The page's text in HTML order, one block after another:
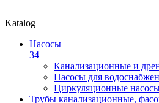
Katalog
Насосы
34
Канализационные и
Насосы для
Циркуляционные
Трубы канализационные,